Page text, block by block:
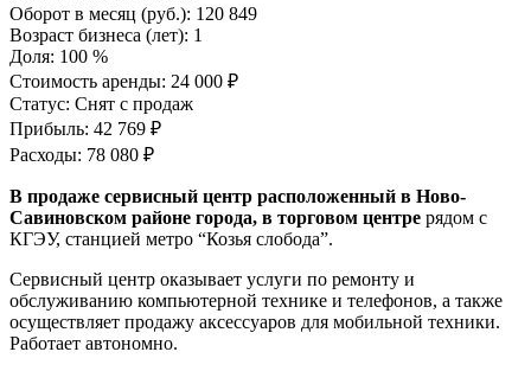
Оборот в месяц (руб.): 120 849
Возраст бизнеса (лет): 1
Доля: 100 %
Стоимость аренды: 24 000 ₽
Статус: Снят с продаж
Прибыль: 42 769 ₽
Расходы: 78 080 ₽
В продаже сервисный центр расположенный в Ново-
Савиновском районе города, в торговом центре рядом с
КГЭУ, станцией метро “Козья слобода”.
Сервисный центр оказывает услуги по ремонту и
обслуживанию компьютерной технике и телефонов, а также
осуществляет продажу аксессуаров для мобильной техники.
Работает автономно.